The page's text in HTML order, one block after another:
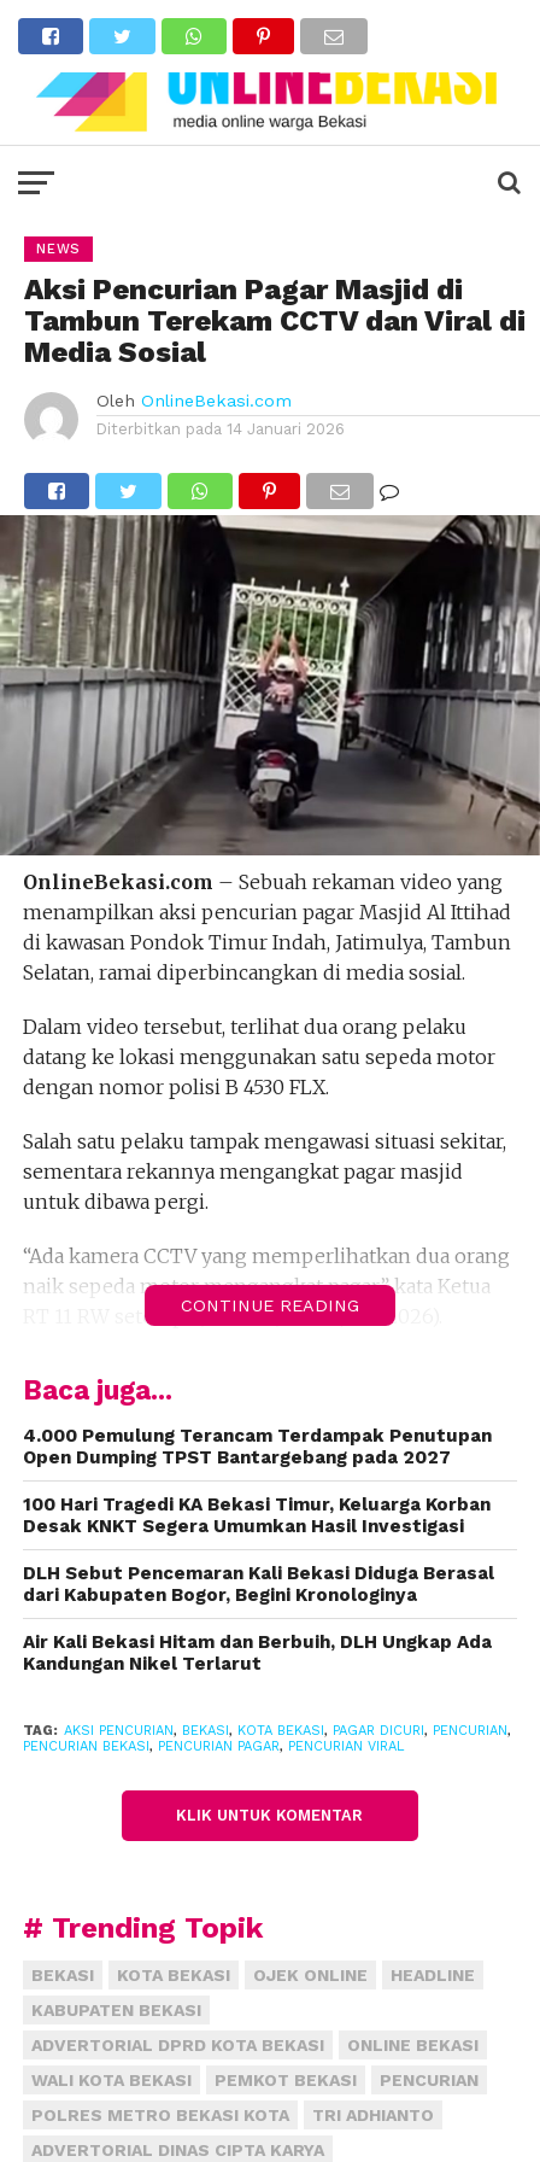
NEWS
Aksi Pencurian Pagar Masjid di
Tambun Terekam CCTV dan Viral di
Media Sosial
Oleh OnlineBekasi.com
Diterbitkan pada 14 Januari 2026
OnlineBekasi.com – Sebuah rekaman video yang
menampilkan aksi pencurian pagar Masjid Al Ittihad
di kawasan Pondok Timur Indah, Jatimulya, Tambun
Selatan, ramai diperbincangkan di media sosial.
Dalam video tersebut, terlihat dua orang pelaku
datang ke lokasi menggunakan satu sepeda motor
dengan nomor polisi B 4530 FLX.
Salah satu pelaku tampak mengawasi situasi sekitar,
sementara rekannya mengangkat pagar masjid
untuk dibawa pergi.
“Ada kamera CCTV yang memperlihatkan dua orang
naik sepeda motor mengangkat pagar,” kata Ketua
RT 11 RW setempat, Ghofur, Rabu (14/1/2026).
(10/1/2026) sekitar pukul 14.22 WIB.
Hilangnya pagar baru diketahui setelah warga
mendatangi lokasi.
“Warga tidak sengaja melihat pagar itu sudah dibawa
mengarah ke Jembatan Jatimulya ke arah
Kalimalang,” ucap Ghofur.
Ia menambahkan, sebelum melancarkan aksinya,
memastikan keduanya bukan warga setempat dan
topi dan menengok ke kiri,” jelas dia.
Sementara itu, Kapolsek Tambun Selatan Kompol
pengurus masjid.
Namun demikian, pihaknya sudah mengarahkan
agar laporan segera dibuat.
CONTINUE READING
Baca juga...
4.000 Pemulung Terancam Terdampak Penutupan
Open Dumping TPST Bantargebang pada 2027
100 Hari Tragedi KA Bekasi Timur, Keluarga Korban
Desak KNKT Segera Umumkan Hasil Investigasi
DLH Sebut Pencemaran Kali Bekasi Diduga Berasal
dari Kabupaten Bogor, Begini Kronologinya
Air Kali Bekasi Hitam dan Berbuih, DLH Ungkap Ada
Kandungan Nikel Terlarut
TAG: AKSI PENCURIAN, BEKASI, KOTA BEKASI, PAGAR DICURI, PENCURIAN,
PENCURIAN BEKASI, PENCURIAN PAGAR, PENCURIAN VIRAL
KLIK UNTUK KOMENTAR
# Trending Topik
BEKASI KOTA BEKASI OJEK ONLINE
HEADLINE
KABUPATEN BEKASI
ADVERTORIAL DPRD KOTA BEKASI
ONLINE BEKASI
WALI KOTA BEKASI
PEMKOT BEKASI
PENCURIAN
POLRES METRO BEKASI KOTA
TRI ADHIANTO
ADVERTORIAL DINAS CIPTA KARYA